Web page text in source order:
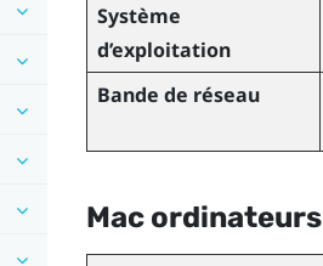
Système
d’exploitation
Bande de réseau
Macordinateurs